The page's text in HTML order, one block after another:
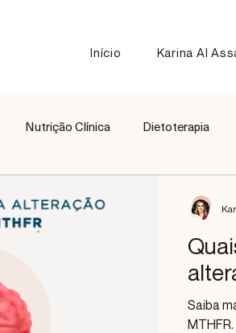
Início Karina Al
Nutrição Clínica Dietoterapia
Saiba
MTHFR.